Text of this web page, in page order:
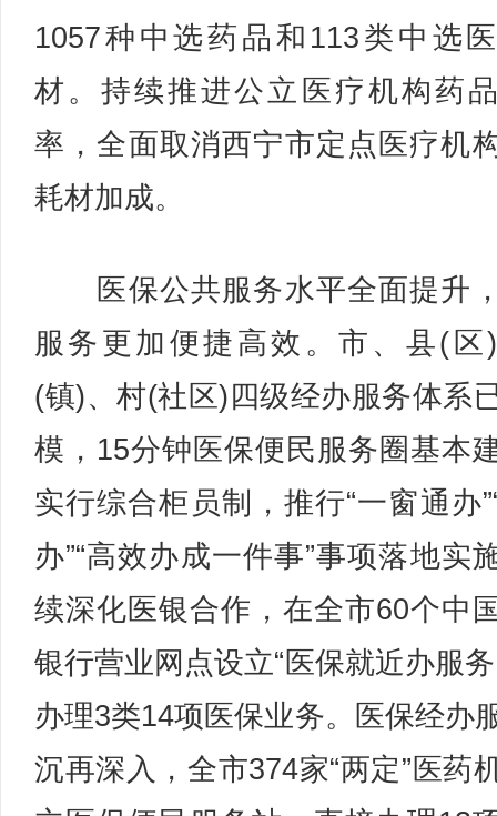
1057种中选药品和113类中选
材。持续推进公立医疗机构药
率，全面取消西宁市定点医疗机
耗材加成。
医保公共服务水平全面提升
服务更加便捷高效。市、县(区
(镇)、村(社区)四级经办服务体系
模，15分钟医保便民服务圈基本
实行综合柜员制，推行“一窗通办
办”“高效办成一件事”事项落地实
续深化医银合作，在全市60个中
银行营业网点设立“医保就近办服
办理3类14项医保业务。医保经办
沉再深入，全市374家“两定”医药